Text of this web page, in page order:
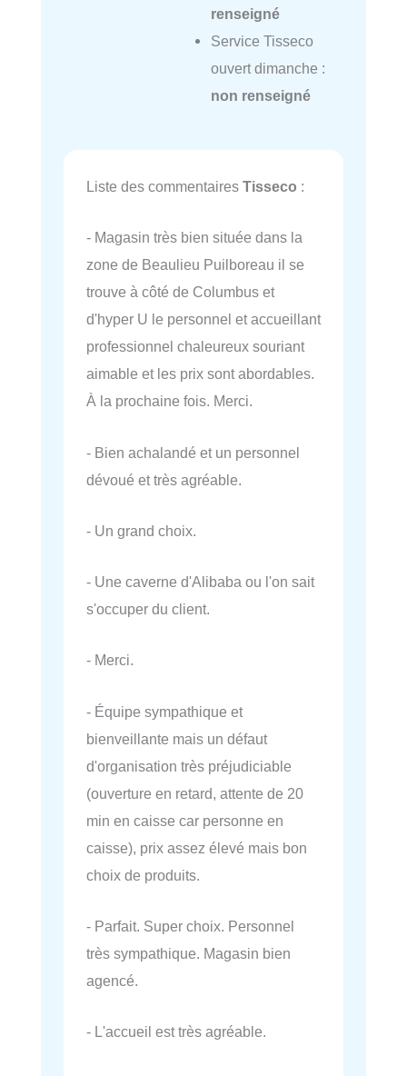
renseigné
Service Tisseco
ouvert dimanche :
non renseigné
Liste des commentaires Tisseco :
- Magasin très bien située dans la
zone de Beaulieu Puilboreau il se
trouve à côté de Columbus et
d'hyper U le personnel et accueillant
professionnel chaleureux souriant
aimable et les prix sont abordables.
À la prochaine fois. Merci.
- Bien achalandé et un personnel
dévoué et très agréable.
- Un grand choix.
- Une caverne d'Alibaba ou l'on sait
s'occuper du client.
- Merci.
- Équipe sympathique et
bienveillante mais un défaut
d'organisation très préjudiciable
(ouverture en retard, attente de 20
min en caisse car personne en
caisse), prix assez élevé mais bon
choix de produits.
- Parfait. Super choix. Personnel
très sympathique. Magasin bien
agencé.
- L'accueil est très agréable.